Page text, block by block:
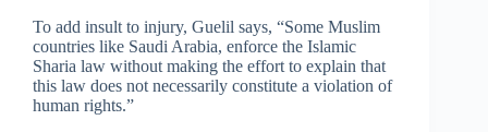
To add insult to injury, Guelil says, “Some Muslim
countries like Saudi Arabia, enforce the Islamic
Sharia law without making the effort to explain that
this law does not necessarily constitute a violation of
human rights.”